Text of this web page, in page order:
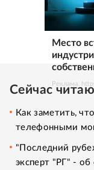
Место
Реклама.
Сейчас
Как заметить,
телефонными
"Последний
эксперт "РГ" -